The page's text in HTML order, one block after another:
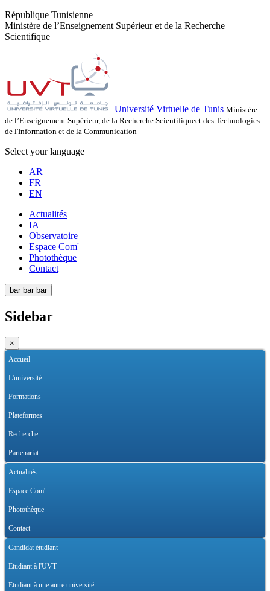
République Tunisienne
Ministère de l’Enseignement Supérieur et de la Recherche
Scientifique
Université Virtuelle de Tunis Ministère
de l’Enseignement Supérieur, de la Recherche Scientifiqueet des Technologies
de l'Information et de la Communication
Select your language
AR
FR
EN
Actualités
IA
Observatoire
Espace Com'
Photothèque
Contact
bar bar bar
Sidebar
×
Accueil
L'université
Formations
Plateformes
Recherche
Partenariat
Actualités
Espace Com'
Photothèque
Contact
Candidat étudiant
Etudiant à l'UVT
Etudiant à une autre université